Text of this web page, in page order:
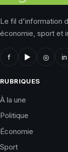
Le fil d'information
économie, sport et
f ▶ ◎ in
RUBRIQUES
À la une
Politique
Économie
Sport